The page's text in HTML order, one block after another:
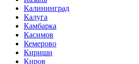
Калининград
Калуга
Камбарка
Касимов
Кемерово
Кириши
Киров